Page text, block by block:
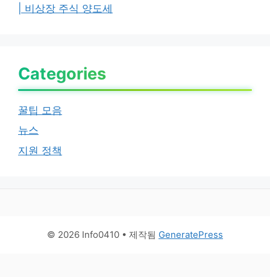
| 비상장 주식 양도세
Categories
꿀팁 모음
뉴스
지원 정책
© 2026 Info0410 • 제작됨 GeneratePress